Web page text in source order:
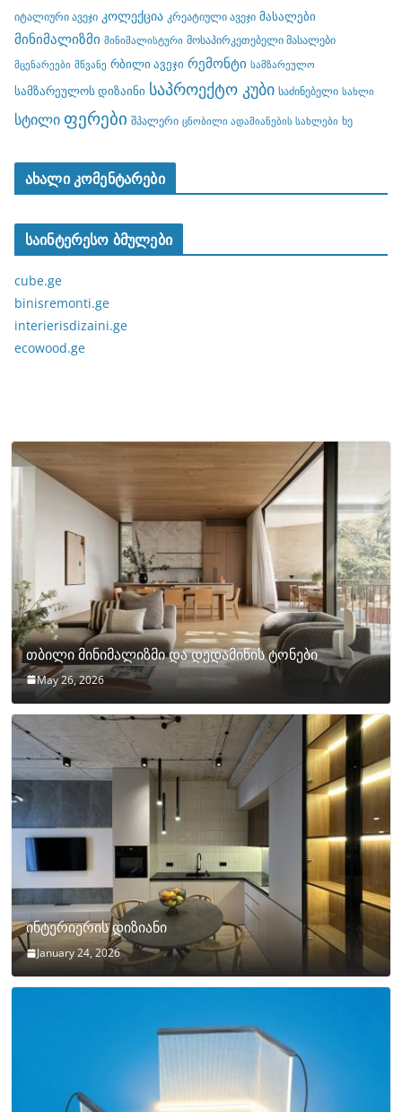
იტალიური ავეჯი კოლექცია კრეატიული ავეჯი მასალები
მინიმალიზმი მინიმალისტური მოსაპირკეთებელი მასალები
მცენარეები მწვანე რბილი ავეჯი რემონტი სამზარეულო
სამზარეულოს დიზაინი საპროექტო კუბი საძინებელი სახლი
სტილი ფერები შპალერი ცნობილი ადამიანების სახლები ხე
ახალი კომენტარები
საინტერესო ბმულები
cube.ge
binisremonti.ge
interierisdizaini.ge
ecowood.ge
თბილი მინიმალიზმი და დედამიწის ტონები
May 26, 2026
ინტერიერის დიზიანი
January 24, 2026